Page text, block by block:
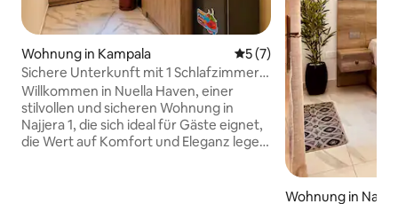
Wohnung in Kampala Durchschnittliche
5 (7)
Sichere Unterkunft mit 1 Schlafzimmer
in Kampala/Pool/Fitnessraum/Sauna &
Abholservice vom Flughafen
Willkommen in Nuella Haven, einer
stilvollen und sicheren Wohnung in
Najjera 1, die sich ideal für Gäste eignet,
die Wert auf Komfort und Eleganz legen.
Wohnung in